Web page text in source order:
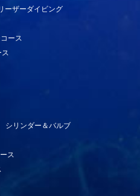
ーザーダイビング
ース
ス
リンダー＆バルブ
ス